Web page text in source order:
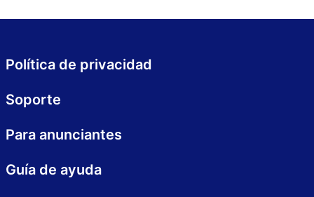
Política de privacidad
Soporte
Para anunciantes
Guía de ayuda